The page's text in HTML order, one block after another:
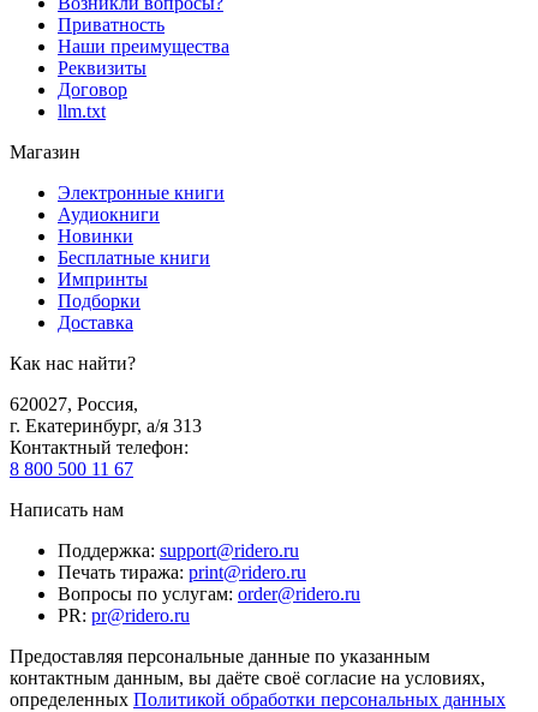
Приватность
Наши преимущества
Реквизиты
Договор
llm.txt
Магазин
Электронные книги
Аудиокниги
Новинки
Бесплатные книги
Импринты
Подборки
Доставка
Как нас найти?
620027, Россия,
г. Екатеринбург, а/я 313
Контактный телефон:
8 800 500 11 67
Написать нам
Поддержка: support@ridero.ru
Печать тиража: print@ridero.ru
Вопросы по услугам: order@ridero.ru
PR: pr@ridero.ru
Предоставляя персональные данные по указанным
контактным данным, вы даёте своё согласие на условиях,
определенных Политикой обработки персональных данных